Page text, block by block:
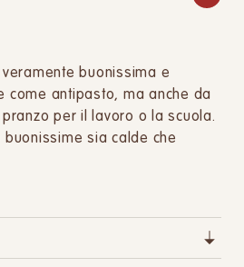
buonissima e
come antipasto, ma anche da
per il lavoro o la scuola.
buonissime sia calde che